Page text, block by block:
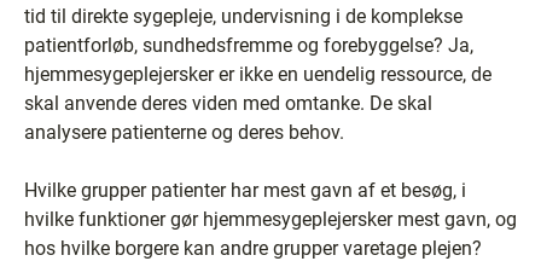
tid til direkte sygepleje, undervisning i de komplekse
patientforløb, sundhedsfremme og forebyggelse? Ja,
hjemmesygeplejersker er ikke en uendelig ressource, de
skal anvende deres viden med omtanke. De skal
analysere patienterne og deres behov.
Hvilke grupper patienter har mest gavn af et besøg, i
hvilke funktioner gør hjemmesygeplejersker mest gavn, og
hos hvilke borgere kan andre grupper varetage plejen?